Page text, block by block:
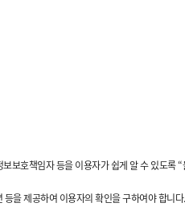
보호책임자 등을 이용자가 쉽게 알 수 있도록
을 제공하여 이용자의 확인을 구하여야 합니다.